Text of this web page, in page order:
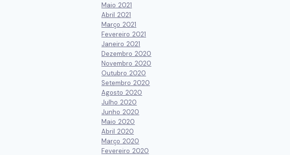
Maio 2021
Abril 2021
Março 2021
Fevereiro 2021
Janeiro 2021
Dezembro 2020
Novembro 2020
Outubro 2020
Setembro 2020
Agosto 2020
Julho 2020
Junho 2020
Maio 2020
Abril 2020
Março 2020
Fevereiro 2020